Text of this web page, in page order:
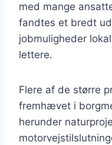
med mange
fandtes et bredt
jobmuligheder
lettere.
Flere af de større
fremhævet i
herunder